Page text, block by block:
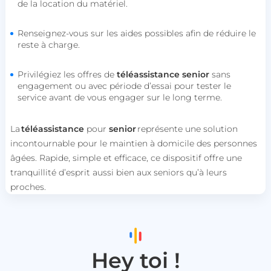
de la location du matériel.
Renseignez-vous sur les aides possibles afin de réduire le
reste à charge.
Privilégiez les offres de téléassistance seniorsans
engagement ou avec période d’essai pour tester le
service avant de vous engager sur le long terme.
Latéléassistance pour seniorreprésente une solution
incontournable pour le maintien à domicile des personnes
âgées. Rapide, simple et efficace, ce dispositif offre une
tranquillité d’esprit aussi bien aux seniors qu’à leurs
proches.
Hey toi !
__oauth_redirect_detector
LiveChat
CookieScriptConsent
CookieScript